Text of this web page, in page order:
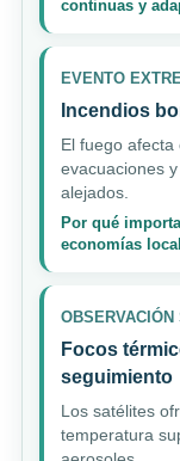
continuas y
EVENTO
Incendios
El fuego
evacuaciones
alejados.
Por qué
economías
OBSERVACIÓN
Focos
seguimiento
Los satélites
temperatura